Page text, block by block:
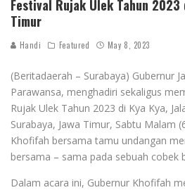
Festival Rujak Ulek Tahun 2023
Timur
Handi Featured May 8, 2023
(Beritadaerah – Surabaya) Gubernur
Parawansa, menghadiri sekaligus
Rujak Ulek Tahun 2023 di Kya Kya,
Surabaya, Jawa Timur, Sabtu Malam
Khofifah bersama tamu undangan
bersama – sama pada sebuah cobek
Dalam acara ini, Gubernur Khofifah